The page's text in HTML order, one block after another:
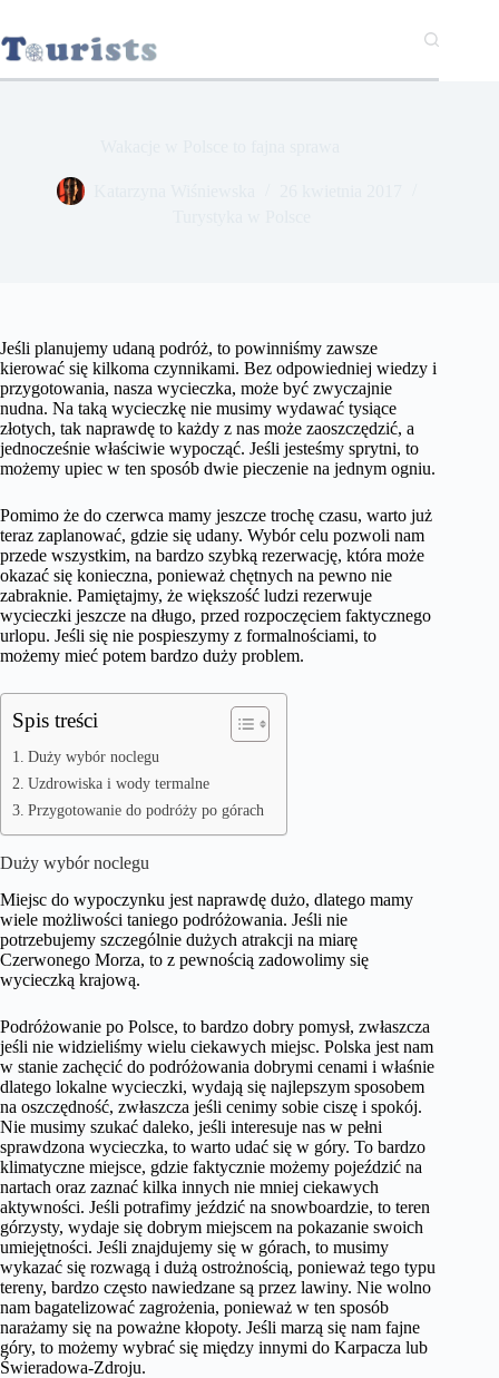
treści
Jeśli planujemy udaną podróż, to powinniśmy zawsze
kierować się kilkoma czynnikami. Bez odpowiedniej wiedzy i
przygotowania, nasza wycieczka, może być zwyczajnie
nudna. Na taką wycieczkę nie musimy wydawać tysiące
złotych, tak naprawdę to każdy z nas może zaoszczędzić, a
jednocześnie właściwie wypocząć. Jeśli jesteśmy sprytni, to
możemy upiec w ten sposób dwie pieczenie na jednym ogniu.
Pomimo że do czerwca mamy jeszcze trochę czasu, warto już
teraz zaplanować, gdzie się udany. Wybór celu pozwoli nam
przede wszystkim, na bardzo szybką rezerwację, która może
okazać się konieczna, ponieważ chętnych na pewno nie
zabraknie. Pamiętajmy, że większość ludzi rezerwuje
wycieczki jeszcze na długo, przed rozpoczęciem faktycznego
urlopu. Jeśli się nie pospieszymy z formalnościami, to
możemy mieć potem bardzo duży problem.
Spis treści
Duży wybór noclegu
Uzdrowiska i wody termalne
Przygotowanie do podróży po górach
Duży wybór noclegu
Miejsc do wypoczynku jest naprawdę dużo, dlatego mamy
wiele możliwości taniego podróżowania. Jeśli nie
potrzebujemy szczególnie dużych atrakcji na miarę
Czerwonego Morza, to z pewnością zadowolimy się
wycieczką krajową.
Podróżowanie po Polsce, to bardzo dobry pomysł, zwłaszcza
jeśli nie widzieliśmy wielu ciekawych miejsc. Polska jest nam
w stanie zachęcić do podróżowania dobrymi cenami i właśnie
dlatego lokalne wycieczki, wydają się najlepszym sposobem
na oszczędność, zwłaszcza jeśli cenimy sobie ciszę i spokój.
Nie musimy szukać daleko, jeśli interesuje nas w pełni
sprawdzona wycieczka, to warto udać się w góry. To bardzo
klimatyczne miejsce, gdzie faktycznie możemy pojeździć na
nartach oraz zaznać kilka innych nie mniej ciekawych
aktywności. Jeśli potrafimy jeździć na snowboardzie, to teren
górzysty, wydaje się dobrym miejscem na pokazanie swoich
umiejętności. Jeśli znajdujemy się w górach, to musimy
wykazać się rozwagą i dużą ostrożnością, ponieważ tego typu
tereny, bardzo często nawiedzane są przez lawiny. Nie wolno
nam bagatelizować zagrożenia, ponieważ w ten sposób
narażamy się na poważne kłopoty. Jeśli marzą się nam fajne
góry, to możemy wybrać się między innymi do Karpacza lub
Świeradowa-Zdroju.